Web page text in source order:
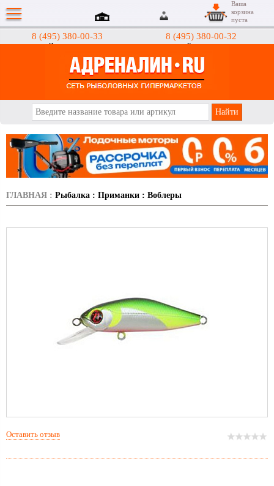
8 (495) 380-00-33
Интернет-магазин
8 (495) 380-00-32
Гипермаркеты
Ваша
корзина
пуста
ГЛАВНАЯ : Рыбалка : Приманки : Воблеры
Оставить отзыв